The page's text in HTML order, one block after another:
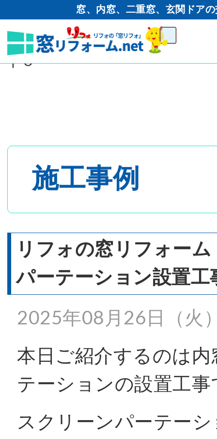
窓、内窓、二重窓、玄関ドア
- 玄関ドア
- 窓シャッター
施工事例一覧
特殊事例
価格表
窓リフォーム.net>その他の
市 内窓・スクリーンパーテ
ドU
施工事例
リフォの窓リフォー
パーテーション設置
2025年08月26日（火
本日ご紹介するのは
テーションの設置工事
スクリーンパーテー